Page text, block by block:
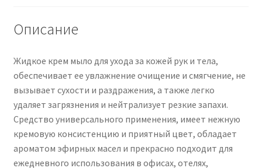
Описание
Жидкое крем мыло для ухода за кожей рук и тела,
обеспечивает ее увлажнение очищение и смягчение, не
вызывает сухости и раздражения, а также легко
удаляет загрязнения и нейтрализует резкие запахи.
Средство универсального применения, имеет нежную
кремовую консистенцию и приятный цвет, обладает
ароматом эфирных масел и прекрасно подходит для
ежедневного использования в офисах, отелях,